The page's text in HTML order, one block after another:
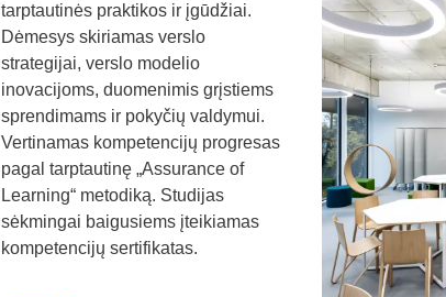
tarptautinės praktikos ir įgūdžiai.
Dėmesys skiriamas verslo
strategijai, verslo modelio
inovacijoms, duomenimis grįstiems
sprendimams ir pokyčių valdymui.
Vertinamas kompetencijų progresas
pagal tarptautinę „Assurance of
Learning“ metodiką. Studijas
sėkmingai baigusiems įteikiamas
kompetencijų sertifikatas.